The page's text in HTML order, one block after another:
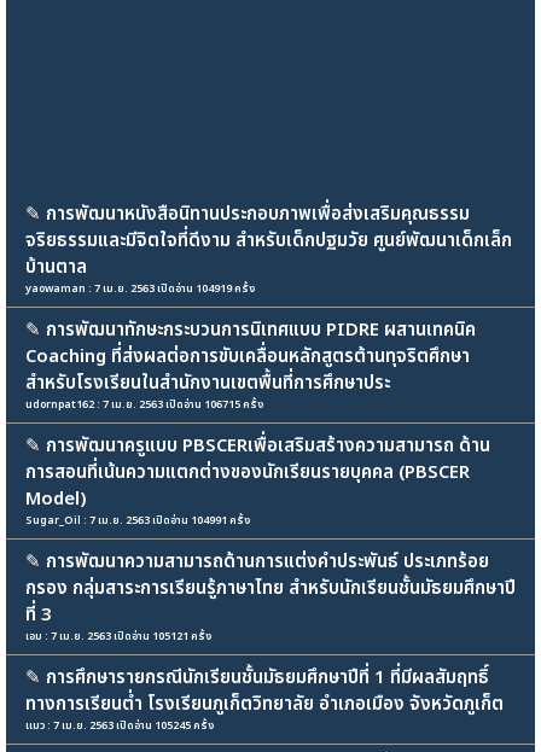
✎ การพัฒนาหนังสือนิทานประกอบภาพเพื่อส่งเสริมคุณธรรม
จริยธรรมและมีจิตใจที่ดีงาม สำหรับเด็กปฐมวัย ศูนย์พัฒนาเด็กเล็ก
บ้านตาล
yaowaman : 7 เม.ย. 2563 เปิดอ่าน 104919 ครั้ง
✎ การพัฒนาทักษะกระบวนการนิเทศแบบ PIDRE ผสานเทคนิค
Coaching ที่ส่งผลต่อการขับเคลื่อนหลักสูตรต้านทุจริตศึกษา
สำหรับโรงเรียนในสำนักงานเขตพื้นที่การศึกษาประ
udornpat162 : 7 เม.ย. 2563 เปิดอ่าน 106715 ครั้ง
✎ การพัฒนาครูแบบ PBSCERเพื่อเสริมสร้างความสามารถ ด้าน
การสอนที่เน้นความแตกต่างของนักเรียนรายบุคคล (PBSCER
Model)
Sugar_Oil : 7 เม.ย. 2563 เปิดอ่าน 104991 ครั้ง
✎ การพัฒนาความสามารถด้านการแต่งคำประพันธ์ ประเภทร้อย
กรอง กลุ่มสาระการเรียนรู้ภาษาไทย สำหรับนักเรียนชั้นมัธยมศึกษาปี
ที่ 3
เอม : 7 เม.ย. 2563 เปิดอ่าน 105121 ครั้ง
✎ การศึกษารายกรณีนักเรียนชั้นมัธยมศึกษาปีที่ 1 ที่มีผลสัมฤทธิ์
ทางการเรียนต่ำ โรงเรียนภูเก็ตวิทยาลัย อำเภอเมือง จังหวัดภูเก็ต
แมว : 7 เม.ย. 2563 เปิดอ่าน 105245 ครั้ง